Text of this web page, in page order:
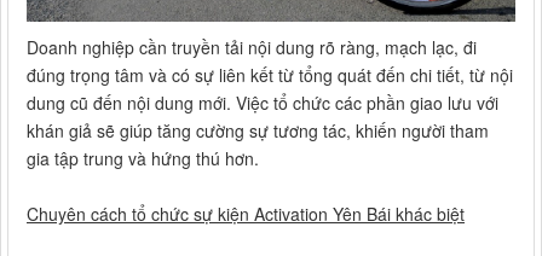
Doanh nghiệp cần truyền tải nội dung rõ ràng, mạch lạc, đi
đúng trọng tâm và có sự liên kết từ tổng quát đến chi tiết, từ nội
dung cũ đến nội dung mới. Việc tổ chức các phần giao lưu với
khán giả sẽ giúp tăng cường sự tương tác, khiến người tham
gia tập trung và hứng thú hơn.
Chuyên cách tổ chức sự kiện Activation Yên Bái khác biệt